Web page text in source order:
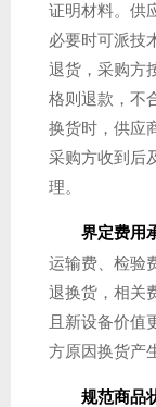
证明材料。供
必要时可派技
退货，采购方
格则退款，不
换货时，供应
采购方收到后
理。
界定费用
运输费、检验
退换货，相关
且新设备价值
方原因换货产
规范商品